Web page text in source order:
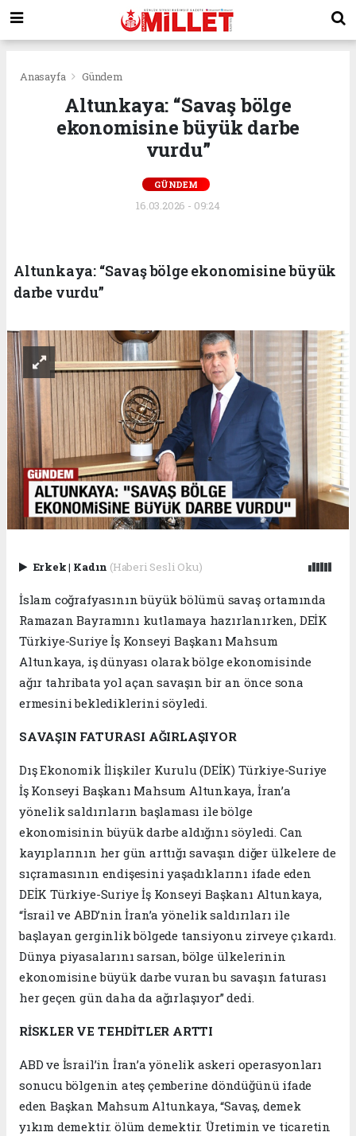
Anasayfa Gündem
Altunkaya: “Savaş bölge
ekonomisine büyük darbe
vurdu”
GÜNDEM
16.03.2026 - 09:24
Altunkaya: “Savaş bölge ekonomisine büyük
darbe vurdu”
Erkek| Kadın (Haberi Sesli Oku)
İslam coğrafyasının büyük bölümü savaş ortamında
Ramazan Bayramını kutlamaya hazırlanırken, DEİK
Türkiye-Suriye İş Konseyi Başkanı Mahsum
Altunkaya, iş dünyası olarak bölge ekonomisinde
ağır tahribata yol açan savaşın bir an önce sona
ermesini beklediklerini söyledi.
SAVAŞIN FATURASI AĞIRLAŞIYOR
Dış Ekonomik İlişkiler Kurulu (DEİK) Türkiye-Suriye
İş Konseyi Başkanı Mahsum Altunkaya, İran’a
yönelik saldırıların başlaması ile bölge
ekonomisinin büyük darbe aldığını söyledi. Can
kayıplarının her gün arttığı savaşın diğer ülkelere de
sıçramasının endişesini yaşadıklarını ifade eden
DEİK Türkiye-Suriye İş Konseyi Başkanı Altunkaya,
“İsrail ve ABD’nin İran’a yönelik saldırıları ile
başlayan gerginlik bölgede tansiyonu zirveye çıkardı.
Dünya piyasalarını sarsan, bölge ülkelerinin
ekonomisine büyük darbe vuran bu savaşın faturası
her geçen gün daha da ağırlaşıyor” dedi.
RİSKLER VE TEHDİTLER ARTTI
ABD ve İsrail’in İran’a yönelik askeri operasyonları
sonucu bölgenin ateş çemberine döndüğünü ifade
eden Başkan Mahsum Altunkaya, “Savaş, demek
yıkım demektir. ölüm demektir. Üretimin ve ticaretin